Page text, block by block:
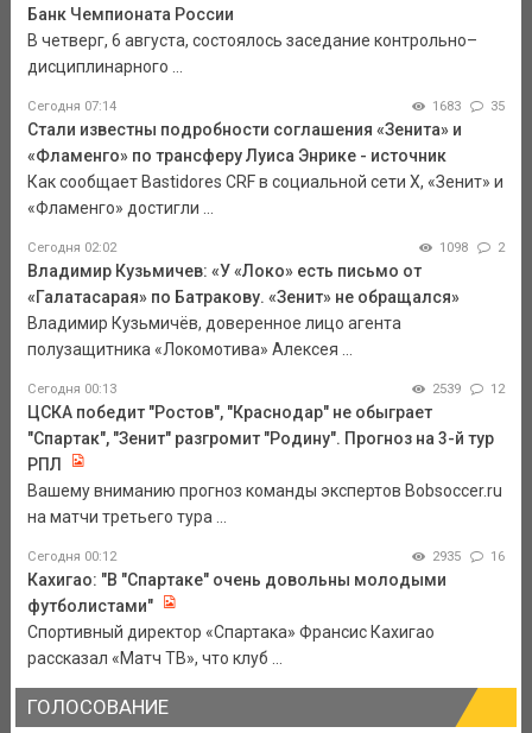
Банк Чемпионата России
В четверг, 6 августа, состоялось заседание контрольно–
дисциплинарного ...
Сегодня 07:14 1683 35
Стали известны подробности соглашения «Зенита» и
«Фламенго» по трансферу Луиса Энрике - источник
Как сообщает Bastidores CRF в социальной сети Х, «Зенит» и
«Фламенго» достигли ...
Сегодня 02:02 1098 2
Владимир Кузьмичев: «У «Локо» есть письмо от
«Галатасарая» по Батракову. «Зенит» не обращался»
Владимир Кузьмичёв, доверенное лицо агента
полузащитника «Локомотива» Алексея ...
Сегодня 00:13 2539 12
ЦСКА победит "Ростов", "Краснодар" не обыграет
"Спартак", "Зенит" разгромит "Родину". Прогноз на 3-й тур
РПЛ
Вашему вниманию прогноз команды экспертов Bobsoccer.ru
на матчи третьего тура ...
Сегодня 00:12 2935 16
Кахигао: "В "Спартаке" очень довольны молодыми
футболистами"
Спортивный директор «Спартака» Франсис Кахигао
рассказал «Матч ТВ», что клуб ...
ГОЛОСОВАНИЕ